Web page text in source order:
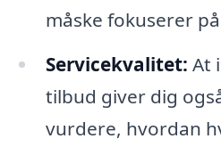
måske fokuserer
Servicekvalitet: At
tilbud giver dig
vurdere, hvordan